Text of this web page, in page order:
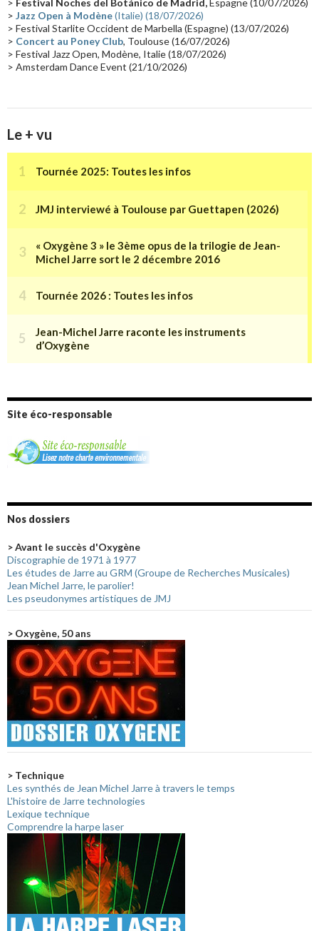
Tournée 2025(14) 2024(14) Chine(13)
> Jazz Open à Modène(Italie) (18/07/2026)
> Festival Starlite Occident de Marbella (Espagne) (13/07/2026)
> Concert au Poney Club, Toulouse (16/07/2026)
> Festival Jazz Open, Modène, Italie (18/07/2026)
> Amsterdam Dance Event (21/10/2026)
Le + vu
Site éco-responsable
Nos dossiers
> Avant le succès d'Oxygène
Discographie de 1971 à 1977
Les études de Jarre au GRM (Groupe de Recherches Musicales)
Jean Michel Jarre, le parolier!
Les pseudonymes artistiques de JMJ
> Oxygène, 50 ans
> Technique
Les synthés de Jean Michel Jarre à travers le temps
L'histoire de Jarre technologies
Lexique technique
Comprendre la harpe laser